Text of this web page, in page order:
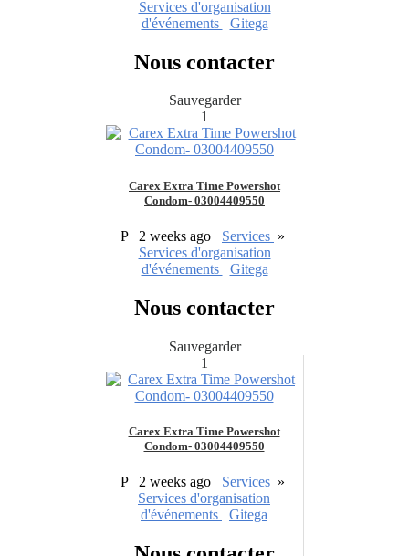
Services d'organisation
d'événements
Gitega
Nous contacter
Sauvegarder
1
Carex Extra Time Powershot
Condom- 03004409550
P 2 weeks ago Services »
Services d'organisation
d'événements
Gitega
Nous contacter
Sauvegarder
1
Carex Extra Time Powershot
Condom- 03004409550
P 2 weeks ago Services »
Services d'organisation
d'événements
Gitega